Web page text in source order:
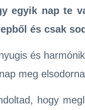
egyik nap te
és csak
és
meg
hogy